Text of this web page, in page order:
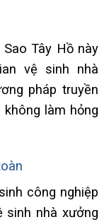
Tây Hồ này
vệ sinh nhà
pháp truyền
làm hỏng
công nghiệp
sinh nhà xưởng